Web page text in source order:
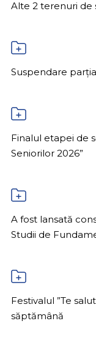
Alte 2 terenuri de
Suspendare
Finalul etapei de
Seniorilor 2026”
A fost lansată
Studii de
Festivalul ”Te
săptămână